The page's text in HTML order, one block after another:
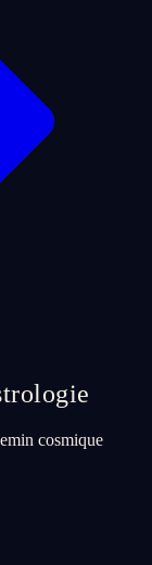
cosmique